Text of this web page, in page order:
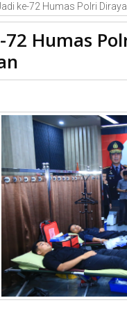
ke-72 Humas Polri
72 Humas